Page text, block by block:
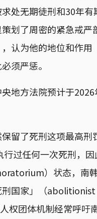
处无期徒刑和30年有
划了周密的紧急戒严
，认为他的地位和作用
须严惩。
地方法院预计于
留了死刑这项最高刑
行过任何一次死刑，
）状态，南
刑国家」（
权团体机制经常呼吁